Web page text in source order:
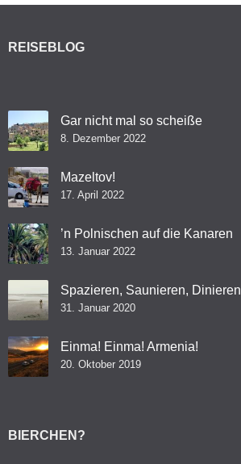
REISEBLOG
Gar nicht mal so scheiße
8. Dezember 2022
Mazeltov!
17. April 2022
’n Polnischen auf die Kanaren
13. Januar 2022
Spazieren, Saunieren, Dinieren
31. Januar 2020
Einma! Einma! Armenia!
20. Oktober 2019
BIERCHEN?